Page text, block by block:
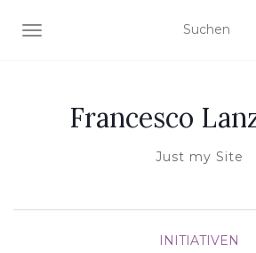
NAVIGATION UMSCHALTEN
Francesco
Just my Site
INITIATIVEN